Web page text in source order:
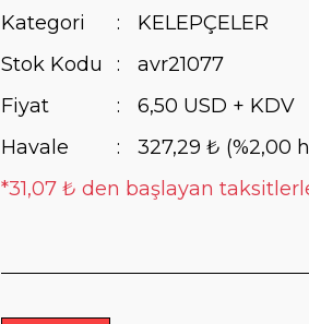
Kategori
KELEPÇELER
Stok Kodu
avr21077
Fiyat
6,50 USD + KDV
Havale
327,29 ₺ (%2,00
*31,07 ₺ den başlayan